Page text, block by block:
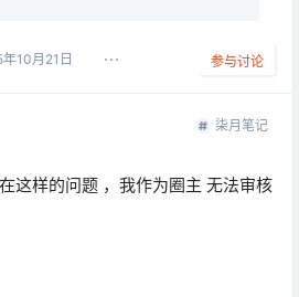
年10月21日 参与讨论
柒月笔记
这样的问题 ，我作为圈主 无法审核